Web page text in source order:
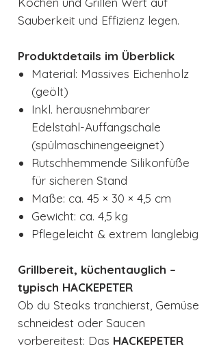
Sauberkeit und Effizienz legen.
Produktdetails im Überblick
Material: Massives Eichenholz
(geölt)
Inkl. herausnehmbarer
Edelstahl-Auffangschale
(spülmaschinengeeignet)
Rutschhemmende Silikonfüße
für sicheren Stand
Maße: ca. 45 × 30 × 4,5 cm
Gewicht: ca. 4,5 kg
Pflegeleicht & extrem langlebig
Grillbereit, küchentauglich –
typisch HACKEPETER
Ob du Steaks tranchierst, Gemüse
schneidest oder Saucen
vorbereitest: Das HACKEPETER